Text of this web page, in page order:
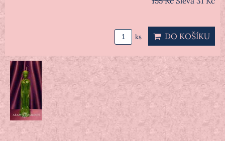
ks DO KOŠÍKU